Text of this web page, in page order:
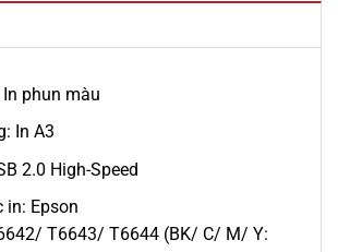
phun màu
In A3
2.0 High-Speed
in: Epson
T6643/ T6644(BK/ C/ M/ Y: